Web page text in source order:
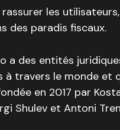
rassurer les
des paradis fiscaux.
a des entités
à travers le monde et
en 2017 par
Shulev et Antoni